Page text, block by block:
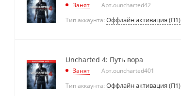
Занят Арт.ouncharted42
Тип аккаунта: Оффлайн активация (П1)
Uncharted 4: Путь вора
Занят Арт.ouncharted401
Тип аккаунта: Оффлайн активация (П1)